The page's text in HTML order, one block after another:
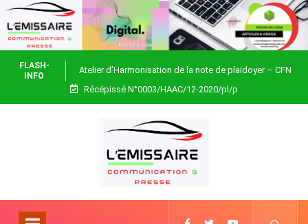
FLASH-
INFO
Atelier d’Harmonisation de la note de plaidoyer – CFN
Togo
Récépissé N°0003/HAAC/12-2020/pl/p